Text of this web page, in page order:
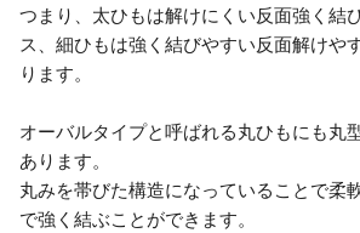
つまり、太ひもは解けにくい反面強く結
ス、細ひもは強く結びやすい反面解けや
ります。
オーバルタイプと呼ばれる丸ひもにも丸
あります。
丸みを帯びた構造になっていることで柔
で強く結ぶことができます。